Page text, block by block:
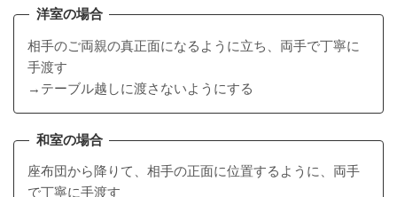
洋室の場合
相手のご両親の真正面になるように立ち、両手で丁寧に
手渡す
→テーブル越しに渡さないようにする
和室の場合
座布団から降りて、相手の正面に位置するように、両手
で丁寧に手渡す